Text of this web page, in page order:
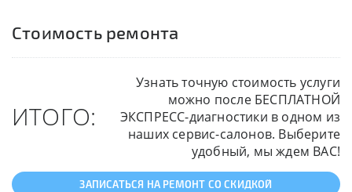
Стоимость ремонта
ИТОГО:
Узнать точную стоимость услуги
можно после БЕСПЛАТНОЙ
ЭКСПРЕСС-диагностики в одном из
наших сервис-салонов. Выберите
удобный, мы ждем ВАС!
ЗАПИСАТЬСЯ НА РЕМОНТ СО СКИДКОЙ